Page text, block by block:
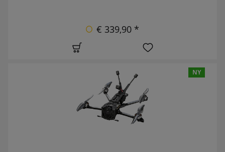
€ 339,90 *
NY